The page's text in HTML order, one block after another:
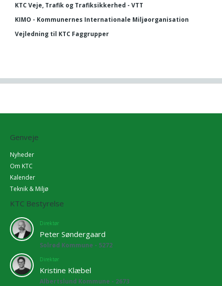
KTC Veje, Trafik og Trafiksikkerhed - VTT
KIMO - Kommunernes Internationale Miljøorganisation
Vejledning til KTC Faggrupper
Genveje
Nyheder
Om KTC
Kalender
Teknik & Miljø
KTC Bestyrelse
Direktør
Peter Søndergaard
Solrød Kommune - 5272
Direktør
Kristine Klæbel
Albertslund Kommune - 2673